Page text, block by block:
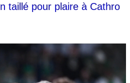
taillé pour plaire à Cathro